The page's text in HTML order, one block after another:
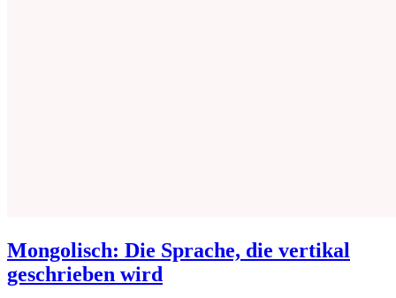
Mongolisch: Die Sprache, die vertikal
geschrieben wird